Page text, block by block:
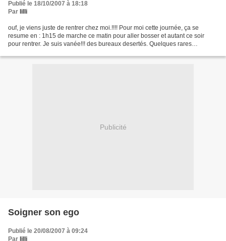
Publié le 18/10/2007 à 18:18
Par lilli
ouf, je viens juste de rentrer chez moi.!!!! Pour moi cette journée, ça se
resume en : 1h15 de marche ce matin pour aller bosser et autant ce soir
pour rentrer. Je suis vanée!!! des bureaux desertés. Quelques rares
Publicité
Soigner son ego
Publié le 20/08/2007 à 09:24
Par lilli